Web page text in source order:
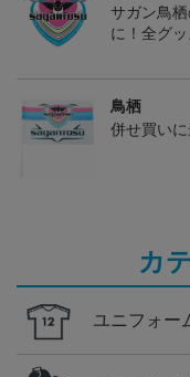
サガン鳥
に！全グ
鳥栖
併せ買い
カ
ユニフォー